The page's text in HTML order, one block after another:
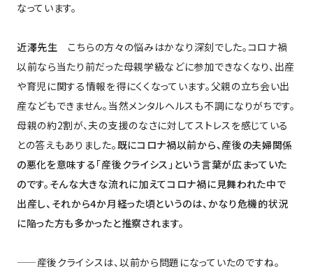
なっています。
近澤先生 こちらの方々の悩みはかなり深刻でした。コロナ禍
以前なら当たり前だった母親学級などに参加できなくなり、出産
や育児に関する情報を得にくくなっています。父親の立ち会い出
産などもできません。当然メンタルヘルスも不調になりがちです。
母親の約2割が、夫の支援のなさに対してストレスを感じている
との答えもありました。既にコロナ禍以前から、産後の夫婦関係
の悪化を意味する「産後クライシス」という言葉が広まっていた
のです。そんな大きな流れに加えてコロナ禍に見舞われた中で
出産し、それから4か月経った頃というのは、かなり危機的状況
に陥った方も多かったと推察されます。
——産後クライシスは、以前から問題になっていたのですね。